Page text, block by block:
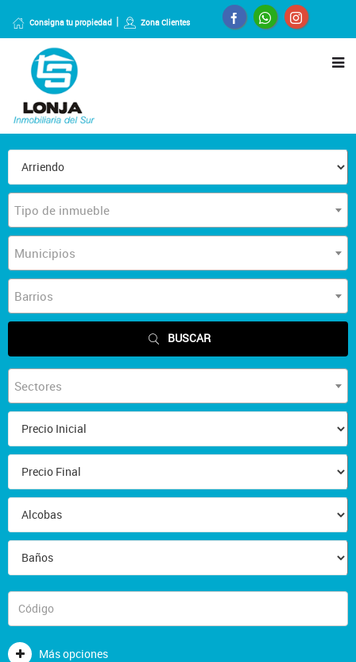
Consigna tu propiedad Zona Clientes
Tipo de inmueble
Municipios
Barrios
BUSCAR
Sectores
Más opciones